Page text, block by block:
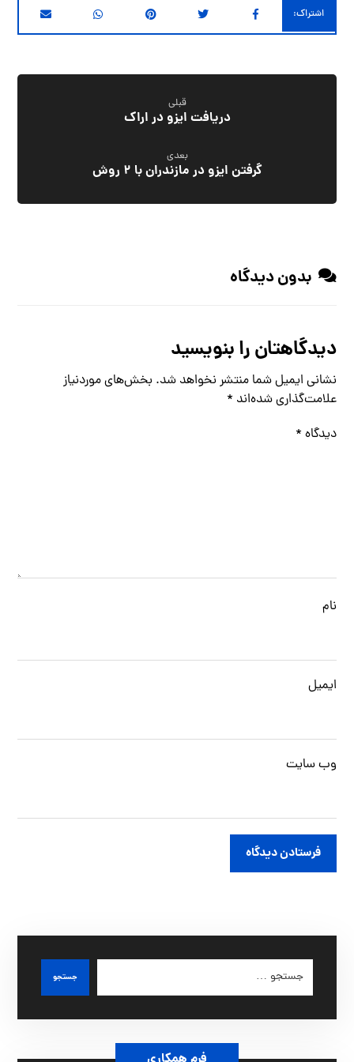
قبلی
دریافت ایزو در اراک
بعدی
گرفتن ایزو در مازندران با 2 روش
بدون دیدگاه
دیدگاهتان را بنویسید
نشانی ایمیل شما منتشر نخواهد شد. بخش‌های موردنیاز
علامت‌گذاری شده‌اند *
دیدگاه *
نام
ایمیل
وب‌ سایت
فرستادن دیدگاه
جستجو